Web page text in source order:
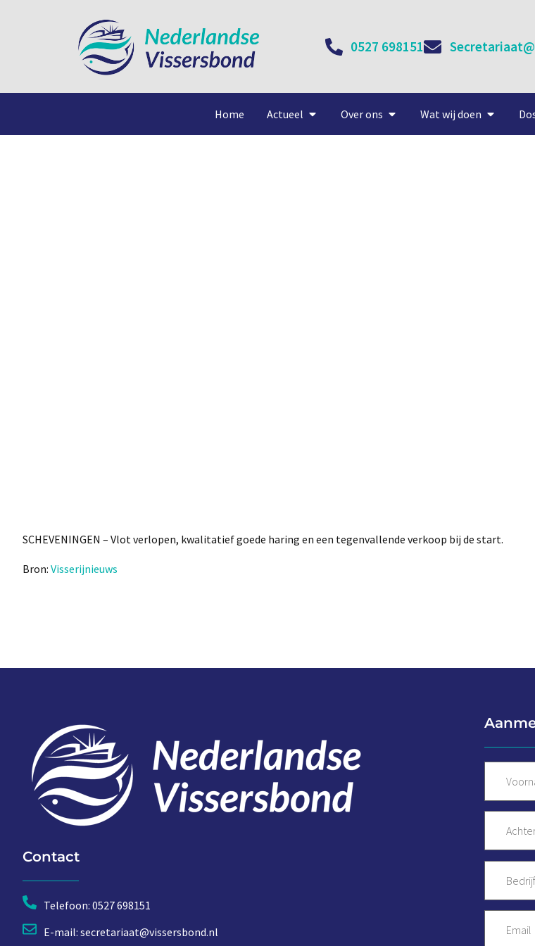
0527 698151
Home Actueel Over ons Wat wij doen
SCHEVENINGEN – Vlot verlopen, kwalitatief goede haring en een tegenvallende verkoop bij de start.
Bron: Visserijnieuws
Contact
Telefoon: 0527 698151
E-mail: secretariaat@vissersbond.nl